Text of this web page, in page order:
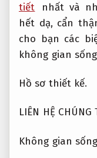
tiết
nhất và
hết dạ, cẩn
cho bạn các
không gian
Hồ sơ thiết kế.
LIÊN HỆ CHÚNG
Không gian